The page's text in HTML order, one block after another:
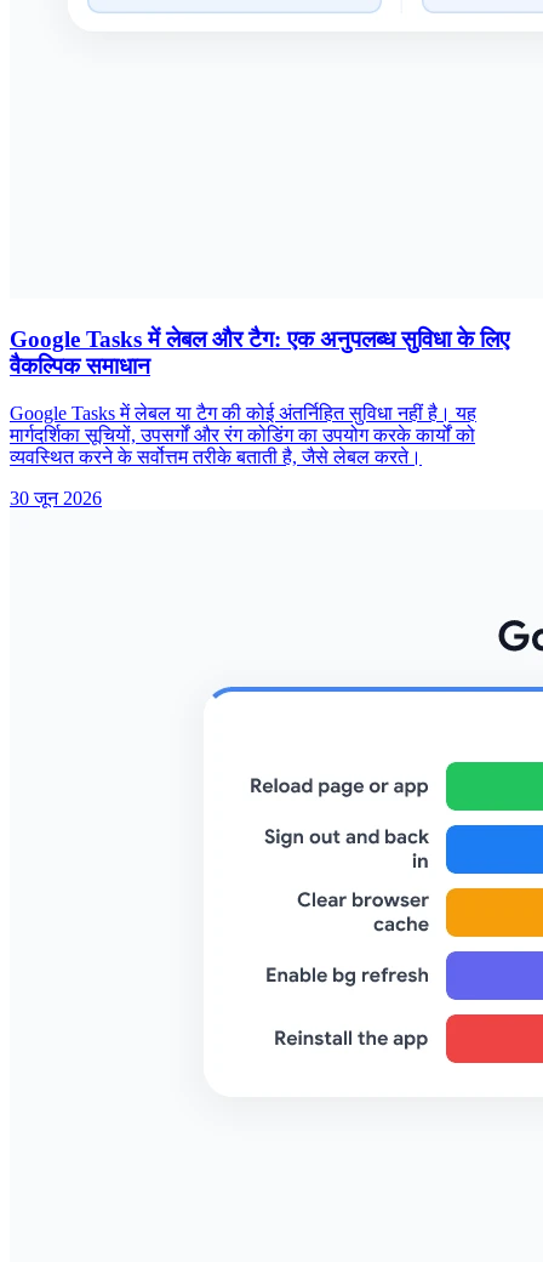
Google Tasks में लेबल और टैग: एक अनुपलब्ध सुविधा के लिए
वैकल्पिक समाधान
Google Tasks में लेबल या टैग की कोई अंतर्निहित सुविधा नहीं है। यह
मार्गदर्शिका सूचियों, उपसर्गों और रंग कोडिंग का उपयोग करके कार्यों को
व्यवस्थित करने के सर्वोत्तम तरीके बताती है, जैसे लेबल करते।
30 जून 2026